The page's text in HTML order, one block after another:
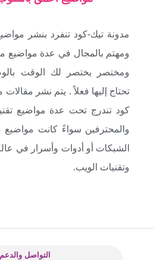
مدونة تيك-كود تنفرد بنشر
ومهتم بالمجال في عدة مواضيع
ومختصر يختصر لك الوقت
تحتاج إليها فعلاً . يتم نشر
كود تندرج تحت عدة مواضيع
والمحترفين سواءً كانت
الشبكات أو أدوات وأسرار في
وتقنيات الويب.
التواصل والدعم